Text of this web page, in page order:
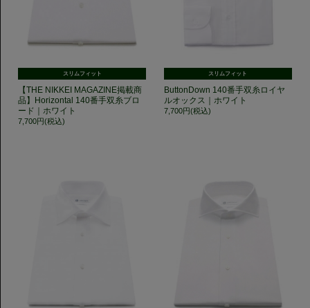
スリムフィット
【THE NIKKEI MAGAZINE掲載商
品】Horizontal 140番手双糸ブロ
ード｜ホワイト
7,700円(税込)
スリムフィット
ButtonDown 140番手双糸ロイヤ
ルオックス｜ホワイト
7,700円(税込)